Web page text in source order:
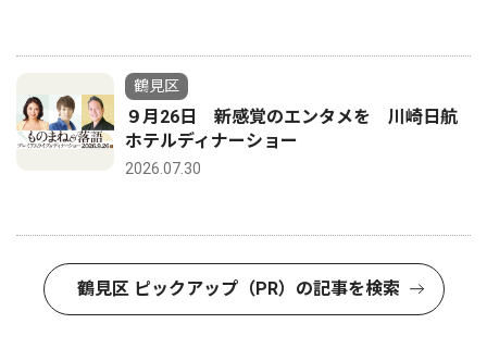
鶴見区
９月26日 新感覚のエンタメを 川崎日航
ホテルディナーショー
2026.07.30
鶴見区 ピックアップ（PR）の記事を検索